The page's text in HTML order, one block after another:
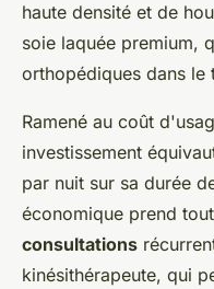
haute densité et de
soie laquée premium,
orthopédiques dans le
Ramené au coût
investissement
par nuit sur sa durée
économique prend
consultations
kinésithérapeute, qui